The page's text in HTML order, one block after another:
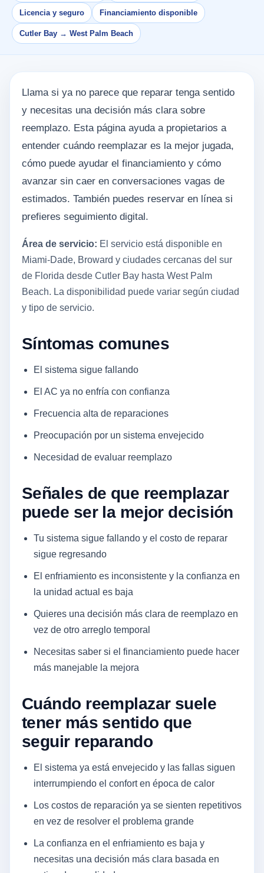
Licencia y seguro Financiamiento disponible
Cutler Bay → West Palm Beach
Llama si ya no parece que reparar tenga sentido
y necesitas una decisión más clara sobre
reemplazo. Esta página ayuda a propietarios a
entender cuándo reemplazar es la mejor jugada,
cómo puede ayudar el financiamiento y cómo
avanzar sin caer en conversaciones vagas de
estimados. También puedes reservar en línea si
prefieres seguimiento digital.
Área de servicio: El servicio está disponible en
Miami-Dade, Broward y ciudades cercanas del sur
de Florida desde Cutler Bay hasta West Palm
Beach. La disponibilidad puede variar según ciudad
y tipo de servicio.
Síntomas comunes
El sistema sigue fallando
El AC ya no enfría con confianza
Frecuencia alta de reparaciones
Preocupación por un sistema envejecido
Necesidad de evaluar reemplazo
Señales de que reemplazar
puede ser la mejor decisión
Tu sistema sigue fallando y el costo de reparar
sigue regresando
El enfriamiento es inconsistente y la confianza en
la unidad actual es baja
Quieres una decisión más clara de reemplazo en
vez de otro arreglo temporal
Necesitas saber si el financiamiento puede hacer
más manejable la mejora
Cuándo reemplazar suele
tener más sentido que
seguir reparando
El sistema ya está envejecido y las fallas siguen
interrumpiendo el confort en época de calor
Los costos de reparación ya se sienten repetitivos
en vez de resolver el problema grande
La confianza en el enfriamiento es baja y
necesitas una decisión más clara basada en